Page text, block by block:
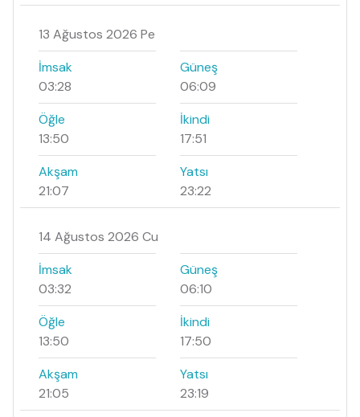
13 Ağustos 2026 Pe
İmsak
03:28
Güneş
06:09
Öğle
13:50
İkindi
17:51
Akşam
21:07
Yatsı
23:22
14 Ağustos 2026 Cu
İmsak
03:32
Güneş
06:10
Öğle
13:50
İkindi
17:50
Akşam
21:05
Yatsı
23:19